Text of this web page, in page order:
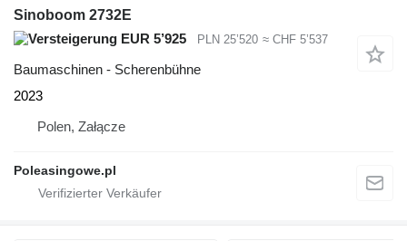
Sinoboom 2732E
EUR 5’925
PLN 25’520 ≈ CHF 5’537
Baumaschinen - Scherenbühne
2023
Polen, Załącze
Poleasingowe.pl